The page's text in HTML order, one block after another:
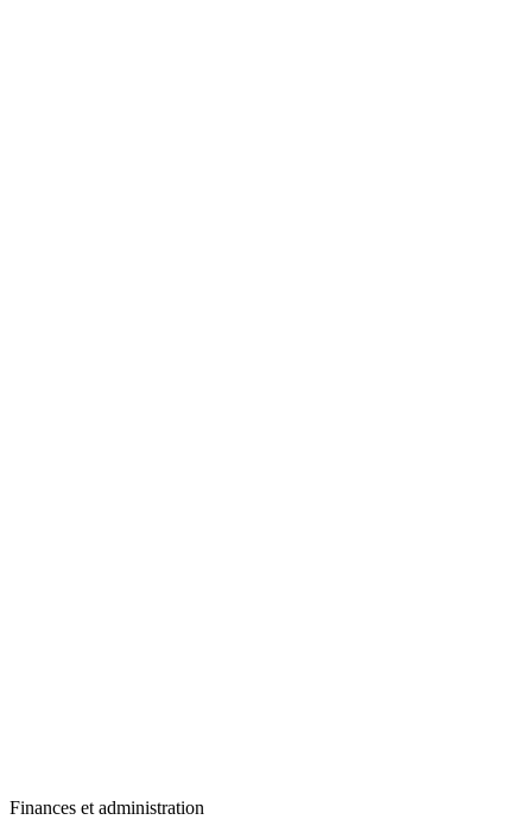
Finances et administration